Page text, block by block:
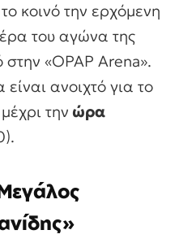
κοινό την ερχόμενη
του αγώνα της
«OPAP Arena».
ανοιχτό για το
την ώρα